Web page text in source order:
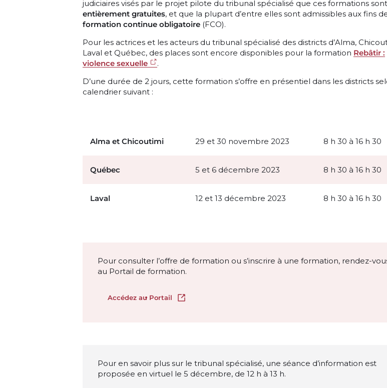
judiciaires visés par le projet pilote du tribunal spécialisé que ces formations sont
entièrement gratuites, et que la plupart d’entre elles sont admissibles aux fins
formation continue obligatoire (FCO).
Pour les actrices et les acteurs du tribunal spécialisé des districts d’Alma,
Laval et Québec, des places sont encore disponibles pour la formation Rebâtir :
violence sexuelle
.
D’une durée de 2 jours, cette formation s’offre en présentiel dans les districts
calendrier suivant :
Alma et Chicoutimi 29 et 30 novembre 2023 8 h 30 à 16 h 30
Québec 5 et 6 décembre 2023 8 h 30 à 16 h 30
Laval 12 et 13 décembre 2023 8 h 30 à 16 h 30
Pour consulter l’offre de formation ou s’inscrire à une formation, rendez-
au Portail de formation.
Accédez au Portail Ouvrir dans un nouvel onglet
Pour en savoir plus sur le tribunal spécialisé, une séance d’information est
proposée en virtuel le 5 décembre, de 12 h à 13 h.